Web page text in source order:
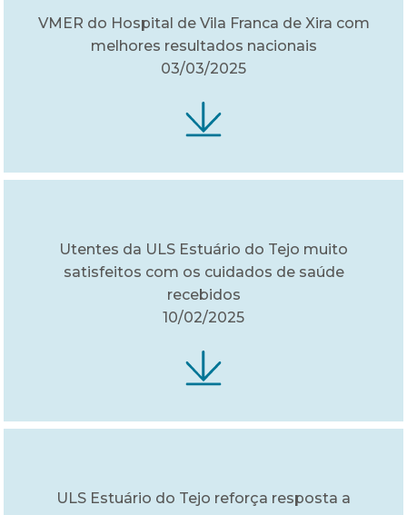
VMER do Hospital de Vila Franca de Xira com
melhores resultados nacionais
03/03/2025
Utentes da ULS Estuário do Tejo muito
satisfeitos com os cuidados de saúde
recebidos
10/02/2025
ULS Estuário do Tejo reforça resposta a